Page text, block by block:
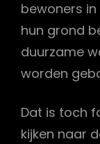
bewoners in
hun grond
duurzame
worden
Dat is toch
kijken naar